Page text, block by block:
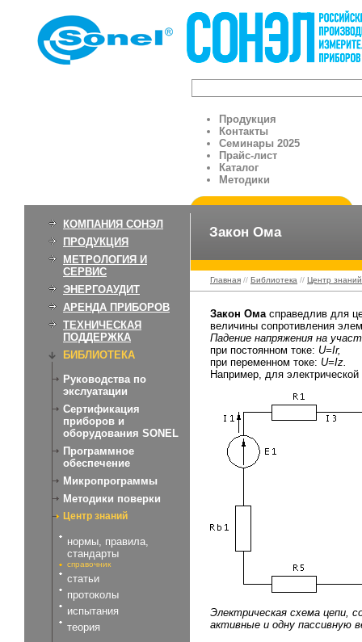
Продукция
Контакты
Семинары 2025
Прайс-лист
Каталог
Методики
КОМПАНИЯ СОНЭЛ
ПРОДУКЦИЯ
МЕТРОЛОГИЯ И
СЕРВИС
ЭНЕРГОАУДИТ
АРЕНДА ПРИБОРОВ
ТЕХНИЧЕСКАЯ
ПОДДЕРЖКА
БИБЛИОТЕКА
Руководства по
экслуатации
Сертификация
приборов и
оборудования SONEL
Программное
обеспечение
Микропрограммы
Методики поверки
Центр знаний
нормы, правила,
стандарты
справочник
статьи
протоколы
испытания
теория
Закон Ома
Главная // Библиотека // Центр знаний
Закон Омасправедлив для
величины сопротивления
Падение напряжения на
при постоянном токе: U=Ir,
при переменном токе: U=Iz.
Например, для электрической
Электрическая схема цепи,
активные и одну пассивную